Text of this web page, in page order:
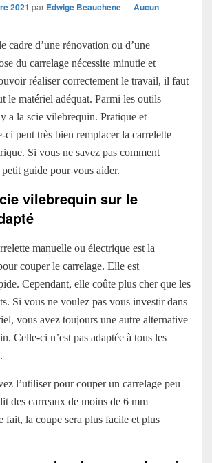
2021 par Edwige Beauchene—Aucun
cadre d’une rénovation ou d’une
du carrelage nécessite minutie et
réaliser correctement le travail, il faut
le matériel adéquat. Parmi les outils
a la scie vilebrequin. Pratique et
ci peut très bien remplacer la carrelette
Si vous ne savez pas comment
guide pour vous aider.
vilebrequin sur le
manuelle ou électrique est la
couper le carrelage. Elle est
Cependant, elle coûte plus cher que les
Si vous ne voulez pas vous investir dans
vous avez toujours une autre alternative
Celle-ci n’est pas adaptée à tous les
l’utiliser pour couper un carrelage peu
des carreaux de moins de 6 mm
fait, la coupe sera plus facile et plus